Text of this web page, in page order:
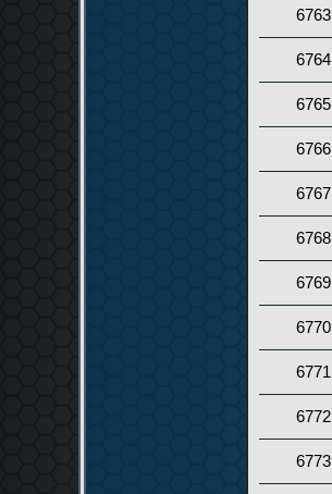
6763
6764
6765
6766
6767
6768
6769
6770
6771
6772
6773